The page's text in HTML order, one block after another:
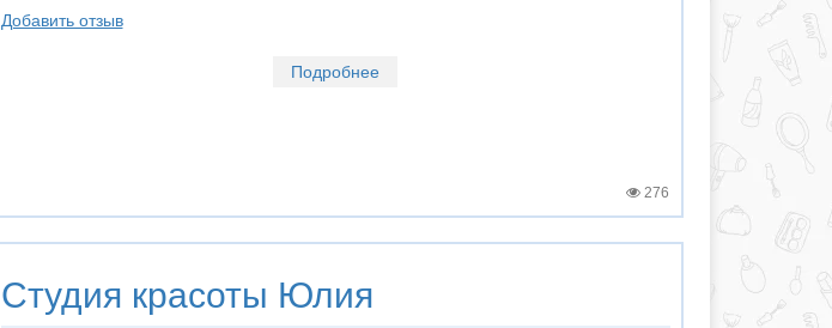
Добавить отзыв
Подробнее
276
Студия красоты Юлия